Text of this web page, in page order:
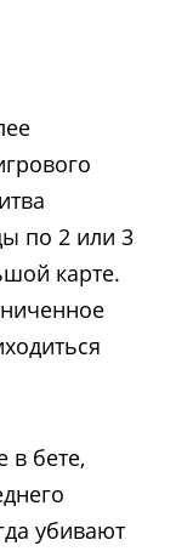
по 2 или 3
карте.
в бете,
убивают